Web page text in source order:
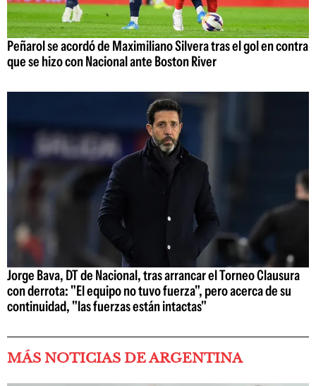
Peñarol se acordó de Maximiliano Silvera tras el gol en contra
que se hizo con Nacional ante Boston River
Jorge Bava, DT de Nacional, tras arrancar el Torneo Clausura
con derrota: "El equipo no tuvo fuerza", pero acerca de su
continuidad, "las fuerzas están intactas"
MÁS NOTICIAS DE ARGENTINA